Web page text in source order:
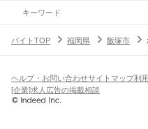
キーワード
バイトTOP 福岡県 飯塚市
ヘルプ・お問い合わせサイトマップ利
[企業]求人広告の掲載相談